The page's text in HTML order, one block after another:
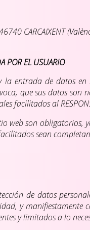
CARCAIXENT
POR EL USUARIO
la entrada de
que sus datos
facilitados al
web son
sean
de datos
y
y limitados a lo